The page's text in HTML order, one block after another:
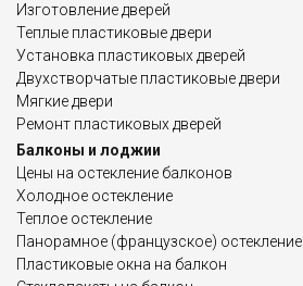
Изготовление дверей
Теплые пластиковые двери
Установка пластиковых дверей
Двухстворчатые пластиковые двери
Мягкие двери
Ремонт пластиковых дверей
Балконы и лоджии
Цены на остекление балконов
Холодное остекление
Теплое остекление
Панорамное (французское) остекление
Пластиковые окна на балкон